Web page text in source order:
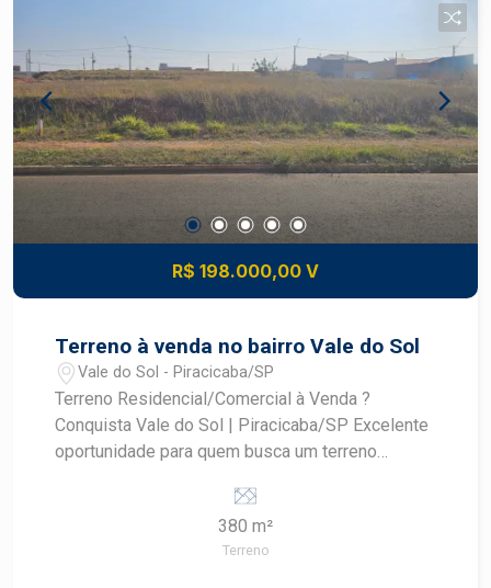
R$ 198.000,00 V
Terreno à venda no bairro Vale do Sol
Vale do Sol - Piracicaba/SP
Terreno Residencial/Comercial à Venda ?
Conquista Vale do Sol | Piracicaba/SP Excelente
oportunidade para quem busca um terreno
para instalação de atividades comerciais, em uma
localização privilegiada e com grande potencial
380 m²
Terreno